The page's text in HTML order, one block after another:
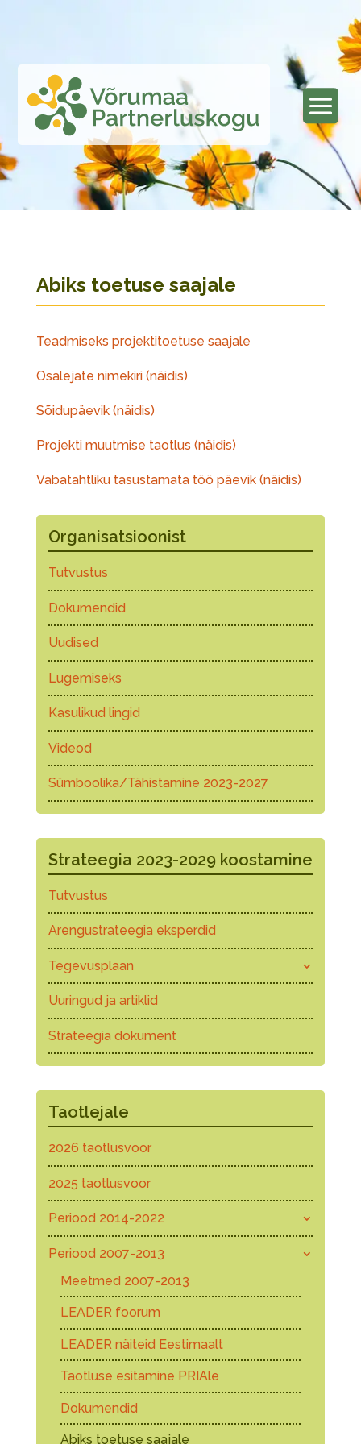
Abiks toetuse saajale
Teadmiseks projektitoetuse saajale
Osalejate nimekiri (näidis)
Sõidupäevik (näidis)
Projekti muutmise taotlus (näidis)
Vabatahtliku tasustamata töö päevik (näidis)
Organisatsioonist
Tutvustus
Dokumendid
Uudised
Lugemiseks
Kasulikud lingid
Videod
Sümboolika/Tähistamine 2023-2027
Strateegia 2023-2029 koostamine
Tutvustus
Arengustrateegia eksperdid
Tegevusplaan
Uuringud ja artiklid
Strateegia dokument
Taotlejale
2026 taotlusvoor
2025 taotlusvoor
Periood 2014-2022
Periood 2007-2013
Meetmed 2007-2013
LEADER foorum
LEADER näiteid Eestimaalt
Taotluse esitamine PRIAle
Dokumendid
Abiks toetuse saajale